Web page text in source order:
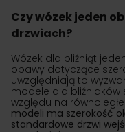
Czy wózek jeden
drzwiach?
Wózek dla bliźniąt
obawy dotyczące
uwzględniają to
modele dla bliźniaków
względu na
modeli ma szerokość
standardowe drzwi